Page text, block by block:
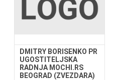
DMITRY BORISENKO PR
UGOSTITELJSKA
RADNJA MOCHI.RS
BEOGRAD (ZVEZDARA)